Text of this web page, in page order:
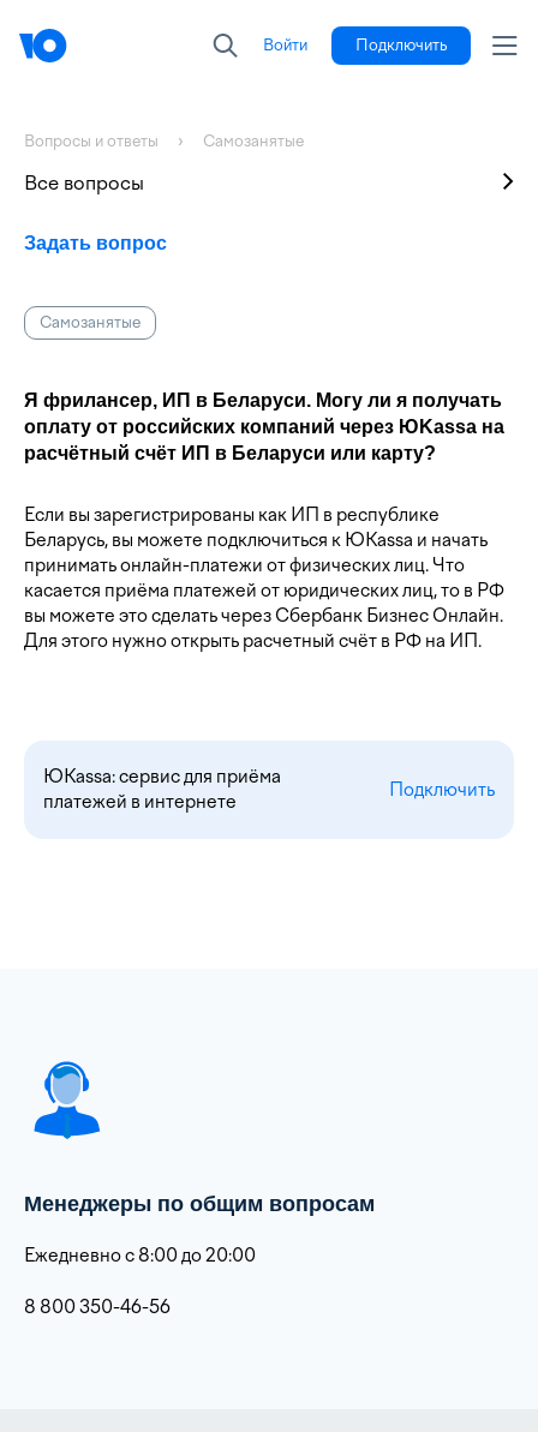
Войти Подключить
Вопросы и ответы Самозанятые
Самозанятые
Я фрилансер, ИП в Беларуси. Могу ли я получать
оплату от российских компаний через ЮKassa на
расчётный счёт ИП в Беларуси или карту?
Если вы зарегистрированы как ИП в республике
Беларусь, вы можете подключиться к ЮKassa и начать
принимать онлайн-платежи от физических лиц. Что
касается приёма платежей от юридических лиц, то в РФ
вы можете это сделать через Сбербанк Бизнес Онлайн.
Для этого нужно открыть расчетный счёт в РФ на ИП.
ЮKassa: сервис для приёма
платежей в интернете
Подключить
Задать вопрос
Все вопросы
Менеджеры по общим вопросам
Ежедневно с 8:00 до 20:00
8 800 350-46-56